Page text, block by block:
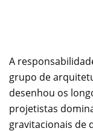
A
grupo de
desenhou os
projetistas
gravitacionais de